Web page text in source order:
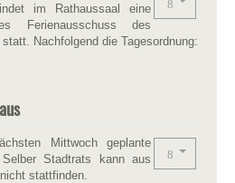
im Rathaussaal eine
Ferienausschuss des
Nachfolgend die Tagesordnung:
Mittwoch geplante
Stadtrats kann aus
stattfinden.